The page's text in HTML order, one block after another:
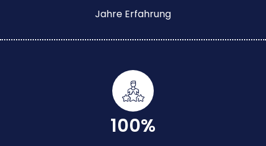
Jahre Erfahrung
100%